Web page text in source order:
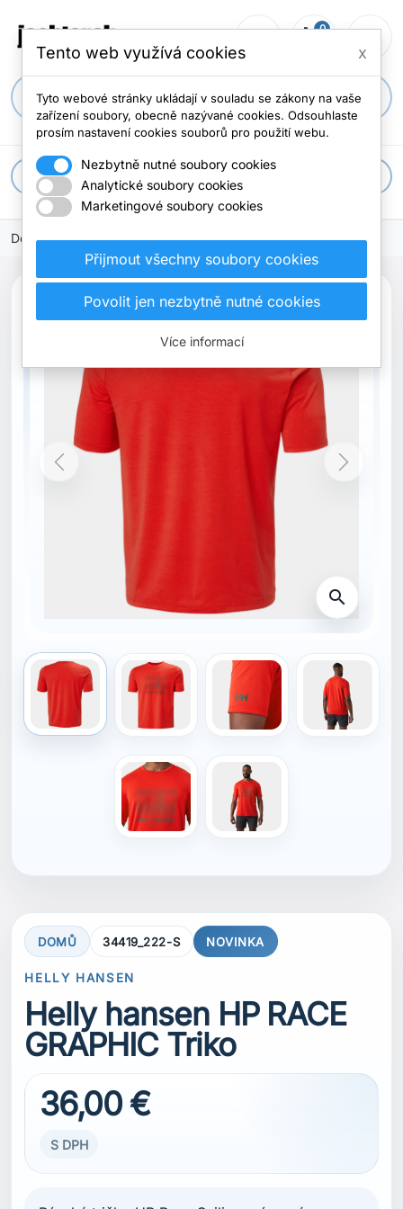
search
person_outline shopping_cart
0 menu
apps Všechny kategorie
Domů
Nové
Previous Next
HELLY HANSEN
Helly hansen HP RACE
GRAPHIC Triko
36,00 €
Pánské tričko HP Race Sailing má nové
pigmentově barvené grafiky, které mu dodávají
jemný, lehce vybledlý vzhled. Materiál je
vyroben technologií S.Café®, která pomáhá
chránit před sluncem, neutralizuje pachy a
rychle schne.
4směrně elastický materiál poskytuje pohodlný
dodatečnou ochranu před sluncem při plachtění
i dalších outdoorových aktivitách.
Tento web využívá cookies x
Tyto webové stránky ukládají v souladu se zákony na vaše
zařízení soubory, obecně nazývané cookies. Odsouhlaste
prosím nastavení cookies souborů pro použití webu.
Nezbytně nutné soubory cookies
Analytické soubory cookies
Marketingové soubory cookies
Přijmout všechny soubory cookies
Povolit jen nezbytně nutné cookies
Více informací